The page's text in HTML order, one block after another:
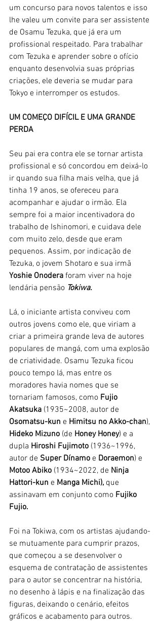
um concurso para novos talentos e isso
lhe valeu um convite para ser assistente
de Osamu Tezuka, que já era um
profissional respeitado. Para trabalhar
com Tezuka e aprender sobre o ofício
enquanto desenvolvia suas próprias
criações, ele deveria se mudar para
Tokyo e interromper os estudos.
UM COMEÇO DIFÍCIL E UMA GRANDE
PERDA
Seu pai era contra ele se tornar artista
profissional e só concordou em deixá-lo
ir quando sua filha mais velha, que já
tinha 19 anos, se ofereceu para
acompanhar e ajudar o irmão. Ela
sempre foi a maior incentivadora do
trabalho de Ishinomori, e cuidava dele
com muito zelo, desde que eram
pequenos. Assim, por indicação de
Tezuka, o jovem Shotaro e sua irmã
Yoshie Onodera foram viver na hoje
lendária pensão Tokiwa.
Lá, o iniciante artista conviveu com
outros jovens como ele, que viriam a
criar a primeira grande leva de autores
populares de mangá, com uma explosão
de criatividade. Osamu Tezuka ficou
pouco tempo lá, mas entre os
moradores havia nomes que se
tornariam famosos, como Fujio
Akatsuka (1935~2008, autor de
Osomatsu-kun e Himitsu no Akko-chan),
Hideko Mizuno (de Honey Honey) e a
dupla Hiroshi Fujimoto (1936~1996,
autor de Super Dínamo e Doraemon) e
Motoo Abiko (1934~2022, de Ninja
Hattori-kun e Manga Michi), que
assinavam em conjunto como Fujiko
Fujio.
Foi na Tokiwa, com os artistas ajudando-
se mutuamente para cumprir prazos,
que começou a se desenvolver o
esquema de contratação de assistentes
para o autor se concentrar na história,
no desenho à lápis e na finalização das
figuras, deixando o cenário, efeitos
gráficos e acabamento para outros.